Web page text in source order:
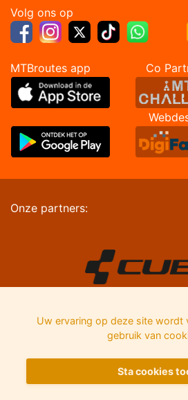
Volg ons op
MTBroutes app Co
Onze partners:
Uw ervaring op deze site wordt
gebruik van
Sta cookies